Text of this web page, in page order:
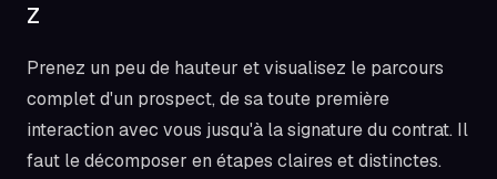
Z
Prenez un peu de hauteur et visualisez le parcours
complet d'un prospect, de sa toute première
interaction avec vous jusqu'à la signature du contrat. Il
faut le décomposer en étapes claires et distinctes.